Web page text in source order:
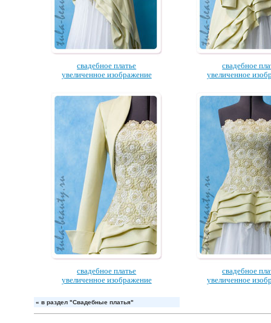
свадебное платье
увеличенное изображение
свадебное
увеличенное
свадебное платье
увеличенное изображение
свадебное
увеличенное
« в раздел "Свадебные платья"